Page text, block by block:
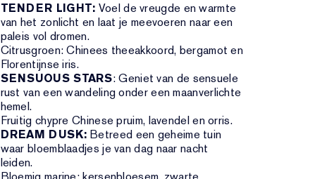
TENDER LIGHT: Voel de vreugde en warmte
van het zonlicht en laat je meevoeren naar een
paleis vol dromen.
Citrusgroen: Chinees theeakkoord, bergamot en
Florentijnse iris.
SENSUOUS STARS: Geniet van de sensuele
rust van een wandeling onder een maanverlichte
hemel.
Fruitig chypre Chinese pruim, lavendel en orris.
DREAM DUSK:Betreed een geheime tuin
waar bloemblaadjes je van dag naar nacht
leiden.